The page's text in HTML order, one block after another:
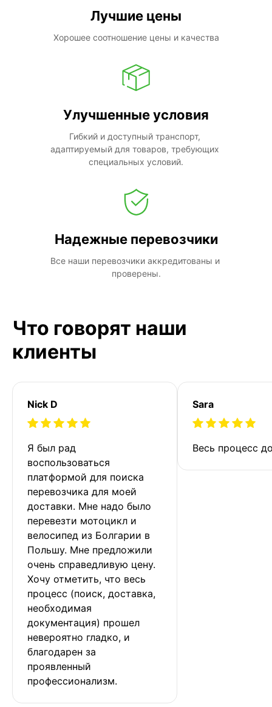
Лучшие цены
Хорошее соотношение цены и качества
Улучшенные условия
Гибкий и доступный транспорт,
адаптируемый для товаров, требующих
специальных условий.
Надежные перевозчики
Все наши перевозчики аккредитованы и
проверены.
Что говорят наши
клиенты
Nick D
Я был рад
воспользоваться
платформой для поиска
перевозчика для моей
доставки. Мне надо было
перевезти мотоцикл и
велосипед из Болгарии в
Польшу. Мне предложили
очень справедливую цену.
Хочу отметить, что весь
процесс (поиск, доставка,
необходимая
документация) прошел
невероятно гладко, и
благодарен за
проявленный
профессионализм.
Sara
Весь процесс